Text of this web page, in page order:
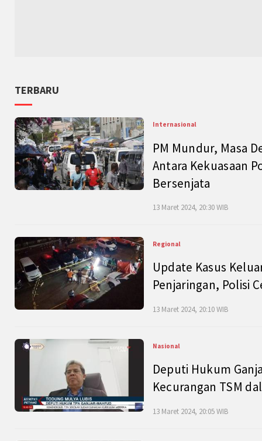
TERBARU
Internasional
PM Mundur, Masa
Antara Kekuasaan
Bersenjata
13 Maret 2024, 20:30 WIB
Regional
Update Kasus
Penjaringan, Polisi
13 Maret 2024, 20:10 WIB
Nasional
Deputi Hukum
Kecurangan TSM
13 Maret 2024, 20:05 WIB